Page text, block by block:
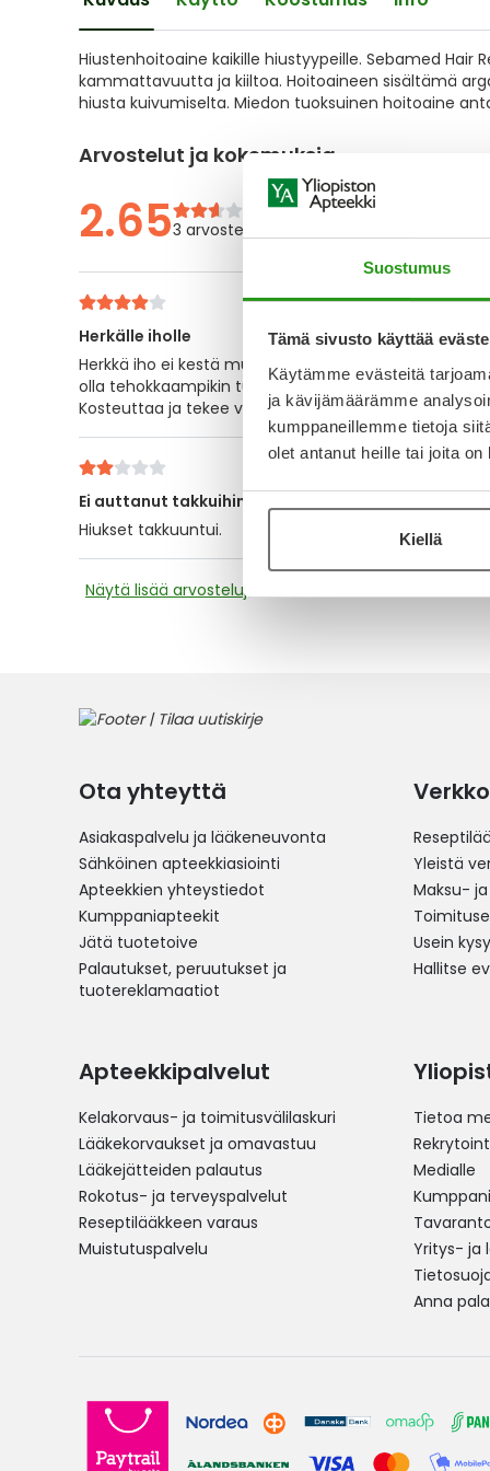
Suostumus
Tämä sivusto käyttää
Käytämme evästeitä
ja kävijämäärämme
kumppaneillemme tietoja
olet antanut heille tai joita
Kiellä
the
images
gallery
Hiustenhoitoaine kaikille hiustyypeille. Sebamed Hair
kammattavuutta ja kiiltoa. Hoitoaineen sisältämä
hiusta kuivumiselta. Miedon tuoksuinen hoitoaine
Arvostelut ja kokemuksia
2.653 arvostelua
Herkälle iholle
Herkkä iho ei kestä muita tuotteita, mutta tämä on
olla tehokkaampikin tuote, mutta eron kyllä huomaa
Kosteuttaa ja tekee vähän paksumman tuntuiseksi.
Ei auttanut takkuihin
Hiukset takkuuntui.
Näytä lisää arvosteluja
Ota yhteyttä
Asiakaspalvelu ja lääkeneuvonta
Sähköinen apteekkiasiointi
Apteekkien yhteystiedot
Kumppaniapteekit
Jätä tuotetoive
Palautukset, peruutukset ja
tuotereklamaatiot
Yleistä
Maksu-
Usein
Hallitse
Apteekkipalvelut
Kelakorvaus- ja toimitusvälilaskuri
Lääkekorvaukset ja omavastuu
Lääkejätteiden palautus
Rokotus- ja terveyspalvelut
Reseptilääkkeen varaus
Muistutuspalvelu
Tietoa
Medialle
Yritys- ja
Anna